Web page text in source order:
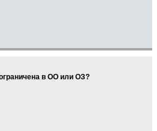
в ОО или ОЗ?